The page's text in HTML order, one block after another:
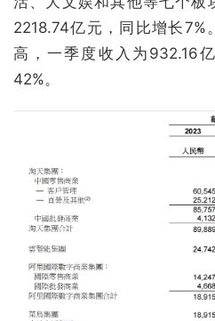
2218.74亿元，同比增长7%
高，一季度收入为932.16
42%。